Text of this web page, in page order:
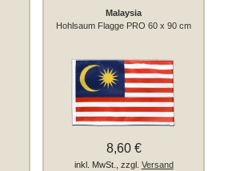
Malaysia
Hohlsaum Flagge PRO 60 x 90 cm
8,60 €
inkl. MwSt., zzgl. Versand